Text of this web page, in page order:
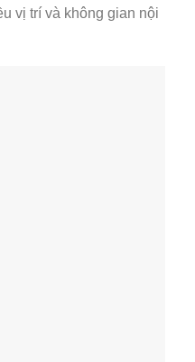
vị trí và không gian nội